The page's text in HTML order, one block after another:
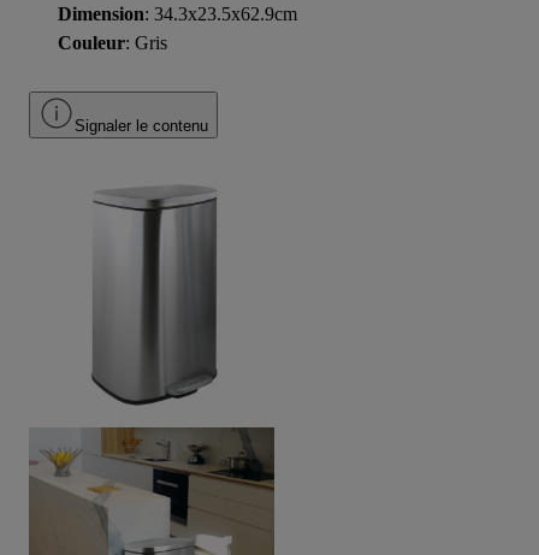
Dimension: 34.3x23.5x62.9cm
Couleur: Gris
Signaler le contenu